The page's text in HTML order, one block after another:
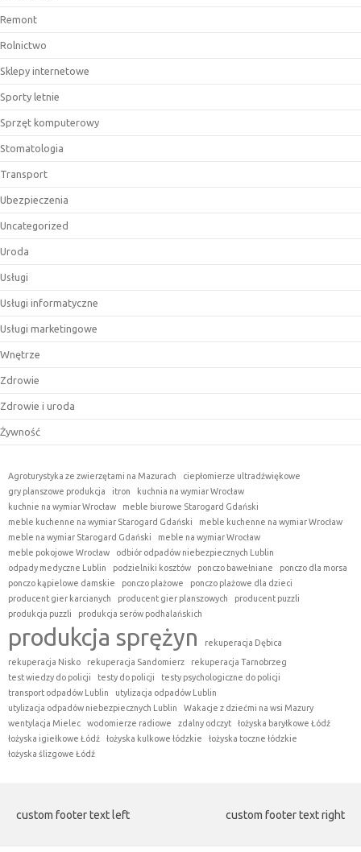
Remont
Rolnictwo
Sklepy internetowe
Sporty letnie
Sprzęt komputerowy
Stomatologia
Transport
Ubezpieczenia
Uncategorized
Uroda
Usługi
Usługi informatyczne
Usługi marketingowe
Wnętrze
Zdrowie
Zdrowie i uroda
Żywność
Agroturystyka ze zwierzętami na Mazurach
ciepłomierze ultradźwiękowe
gry planszowe produkcja
itron
kuchnia na wymiar Wrocław
kuchnie na wymiar Wrocław
meble biurowe Starogard Gdański
meble kuchenne na wymiar Starogard Gdański
meble kuchenne na wymiar Wrocław
meble na wymiar Starogard Gdański
meble na wymiar Wrocław
meble pokojowe Wrocław
odbiór odpadów niebezpiecznych Lublin
odpady medyczne Lublin
podzielniki kosztów ponczo bawełniane
ponczo dla morsa
ponczo kąpielowe damskie
ponczo plażowe
ponczo plażowe dla dzieci
producent gier karcianych
producent gier planszowych
producent puzzli
produkcja puzzli
produkcja serów podhalańskich
produkcja sprężyn
rekuperacja Dębica
rekuperacja Nisko
rekuperacja Sandomierz
rekuperacja Tarnobrzeg
test wiedzy do policji
testy do policji
testy psychologiczne do policji
transport odpadów Lublin
utylizacja odpadów Lublin
utylizacja odpadów niebezpiecznych Lublin
Wakacje z dziećmi na wsi Mazury
wentylacja Mielec
wodomierze radiowe zdalny odczyt
łożyska baryłkowe Łódź
łożyska igiełkowe Łódź
łożyska kulkowe łódzkie
łożyska toczne łódzkie
łożyska ślizgowe Łódź
custom footer text left custom footer text right